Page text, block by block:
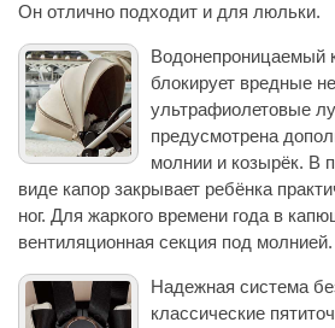
Он отлично подходит и для люльки.
Водонепроницаемый
блокирует вредные
ультрафиолетовые
предусмотрена
молнии и козырёк. В
виде капор закрывает ребёнка
ног. Для жаркого времени года в
вентиляционная секция под молнией.
Надежная система
классические